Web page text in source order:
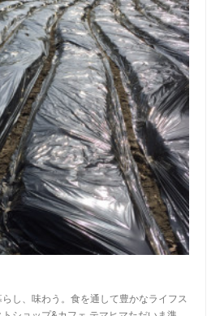
し、味わう。食を通して豊かなライフス